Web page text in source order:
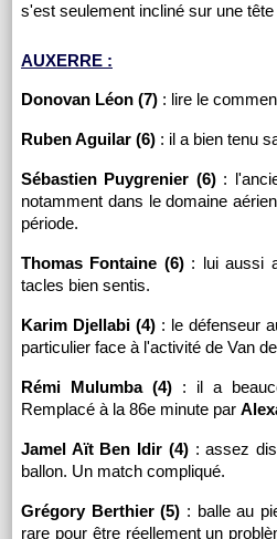
s'est seulement incliné sur une
AUXERRE :
Donovan Léon (7) : lire le
Ruben Aguilar (6) : il a bien tenu
Sébastien Puygrenier (6):
notamment dans le domaine
période.
Thomas Fontaine (6): lui aussi a
tacles bien sentis.
Karim Djellabi (4): le défenseur
particulier face à l'activité de Van
Rémi Mulumba (4) : il a
Remplacé à la 86e minute par
Jamel Aït Ben Idir (4): assez
ballon. Un match compliqué.
Grégory Berthier (5) : balle au
rare pour être réellement un